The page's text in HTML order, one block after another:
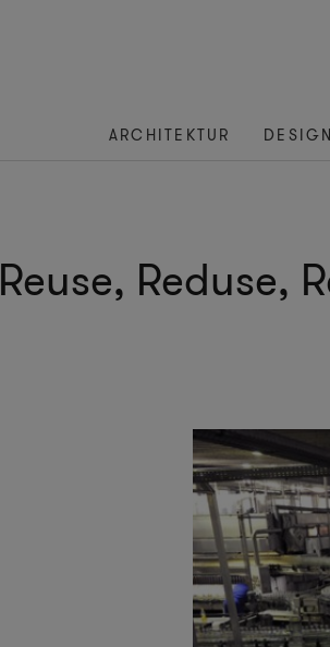
ARCHITEKTUR DESIGN
Reuse, Reduse,